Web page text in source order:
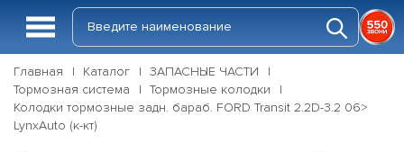
Главная Каталог
ЗАПАСНЫЕ ЧАСТИ
Тормозная система
Тормозные колодки
Колодки тормозные задн. бараб. FORD Transit 2.2D-3.2 06>
LynxAuto (к-кт)